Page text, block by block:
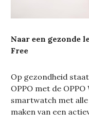
Naar een gezonde
Free
Op gezondheid
OPPO met de
smartwatch met
maken van een